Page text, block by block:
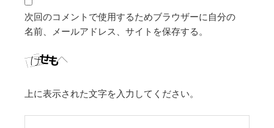
次回のコメントで使用するためブラウザーに自分の
名前、メールアドレス、サイトを保存する。
上に表示された文字を入力してください。